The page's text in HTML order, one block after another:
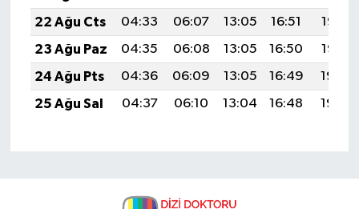
22 Ağu Cts
04:33 06:07 13:05 16:51
19:53
23 Ağu Paz
04:35 06:08 13:05 16:50
19:52
24 Ağu Pts
04:36 06:09 13:05 16:49
19:50
25 Ağu Sal
04:37 06:10 13:04 16:48 19:49